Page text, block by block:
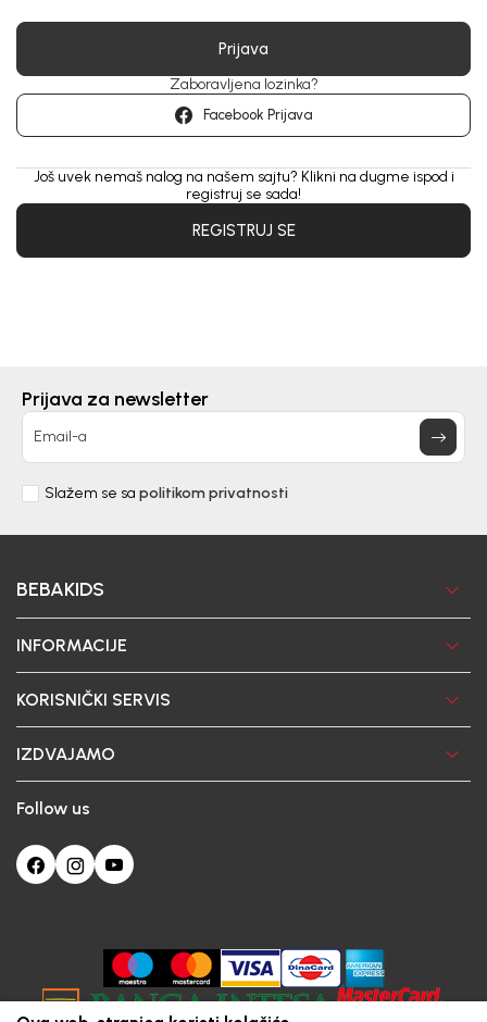
Prijava
Zaboravljena lozinka?
Facebook Prijava
Još uvek nemaš nalog na našem sajtu? Klikni na dugme ispod i
registruj se sada!
REGISTRUJ SE
Prijava za newsletter
Email-a
Slažem se sa politikom privatnosti
BEBAKIDS
INFORMACIJE
KORISNIČKI SERVIS
IZDVAJAMO
Follow us